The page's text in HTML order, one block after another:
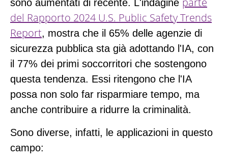
sono aumentati di recente. L'indagine
del Rapporto 2024 U.S. Public Safety Trends
Report, mostra che il 65% delle agenzie di
sicurezza pubblica sta già adottando l'IA, con
il 77% dei primi soccorritori che sostengono
questa tendenza. Essi ritengono che l'IA
possa non solo far risparmiare tempo, ma
anche contribuire a ridurre la criminalità.
Sono diverse, infatti, le applicazioni in questo
campo: